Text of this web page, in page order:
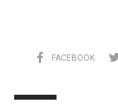
FACEBOOK